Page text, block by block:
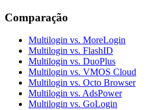
Comparação
Multilogin vs. MoreLogin
Multilogin vs. FlashID
Multilogin vs. DuoPlus
Multilogin vs. VMOS Cloud
Multilogin vs. Octo Browser
Multilogin vs. AdsPower
Multilogin vs. GoLogin